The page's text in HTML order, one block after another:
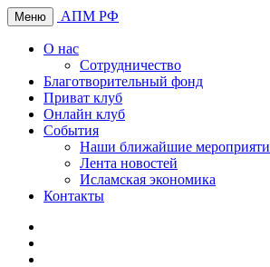
Меню АПМ РФ
О нас
Сотрудничество
Благотворительный фонд
Приват клуб
Онлайн клуб
События
Наши ближайшие
Лента новостей
Исламская экономика
Контакты